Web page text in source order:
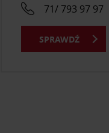
71/ 793 97 97
SPRAWDŹ